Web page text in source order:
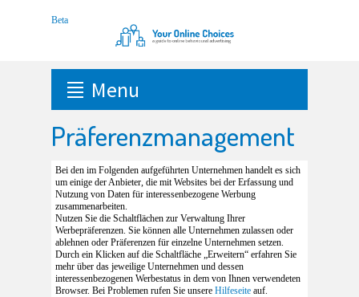
Menu
Präferenzmanagement
Bei den im Folgenden aufgeführten Unternehmen handelt es sich
um einige der Anbieter, die mit Websites bei der Erfassung und
Nutzung von Daten für interessenbezogene Werbung
zusammenarbeiten.
Nutzen Sie die Schaltflächen zur Verwaltung Ihrer
Werbepräferenzen. Sie können alle Unternehmen zulassen oder
ablehnen oder Präferenzen für einzelne Unternehmen setzen.
Durch ein Klicken auf die Schaltfläche „Erweitern“ erfahren Sie
mehr über das jeweilige Unternehmen und dessen
interessenbezogenen Werbestatus in dem von Ihnen verwendeten
Browser. Bei Problemen rufen Sie unsere Hilfeseite auf.